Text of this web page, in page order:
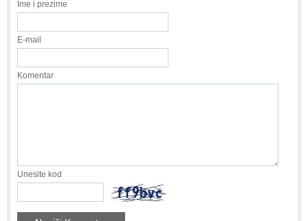
Ime i prezime
E-mail
Komentar
Unesite kod